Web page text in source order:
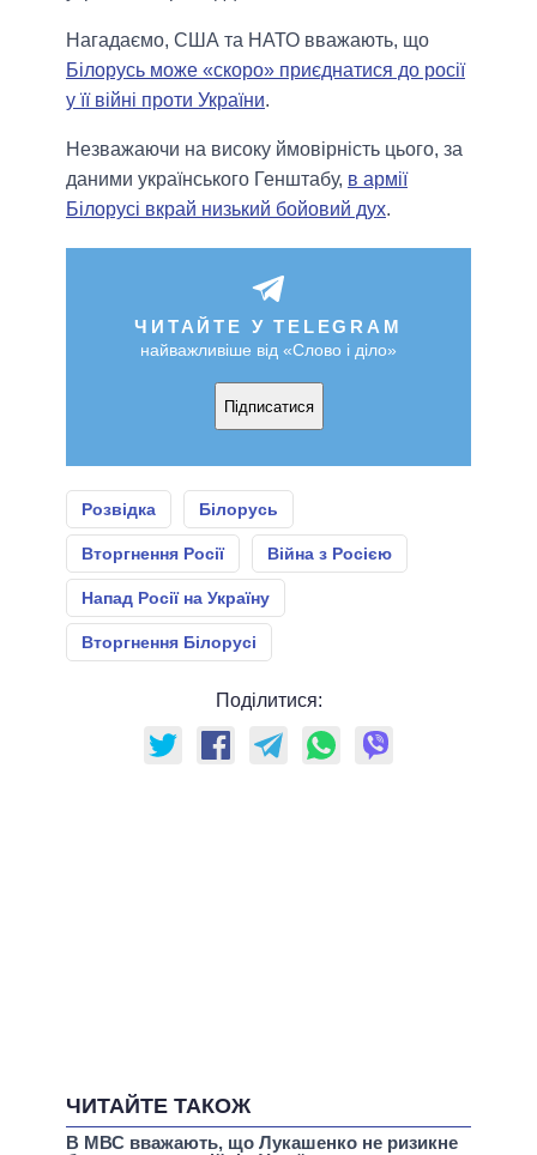
Нагадаємо, США та НАТО вважають, що
Білорусь може «скоро» приєднатися до росії
у її війні проти України.
Незважаючи на високу ймовірність цього, за
даними українського Генштабу, в армії
Білорусі вкрай низький бойовий дух.
ЧИТАЙТЕ У TELEGRAM
найважливіше від «Слово і діло»
Підписатися
Розвідка Білорусь
Вторгнення Росії Війна з Росією
Напад Росії на Україну
Вторгнення Білорусі
Поділитися:
ЧИТАЙТЕ ТАКОЖ
В МВС вважають, що Лукашенко не ризикне